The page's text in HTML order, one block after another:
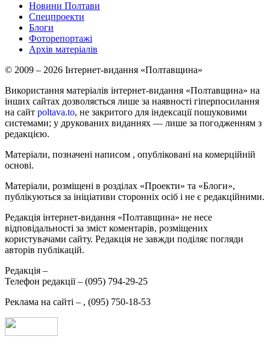
Новини Полтави
Спецпроекти
Блоги
Фоторепортажі
Архів матеріалів
© 2009 – 2026 Інтернет-видання «Полтавщина»
Використання матеріалів інтернет-видання «Полтавщина» на
інших сайтах дозволяється лише за наявності гіперпосилання
на сайт poltava.to, не закритого для індексації пошуковими
системами; у друкованих виданнях — лише за погодженням з
редакцією.
Матеріали, позначені написом , опубліковані на комерційній
основі.
Матеріали, розміщені в розділах «Проекти» та «Блоги»,
публікуються за ініціативи сторонніх осіб і не є редакційними.
Редакція інтернет-видання «Полтавщина» не несе
відповідальності за зміст коментарів, розміщених
користувачами сайту. Редакція не завжди поділяє погляди
авторів публікацій.
Редакція –
Телефон редакції – (095) 794-29-25
Реклама на сайті – , (095) 750-18-53